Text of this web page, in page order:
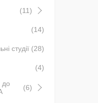
(11)
(14)
студії (28)
(4)
до
(6)